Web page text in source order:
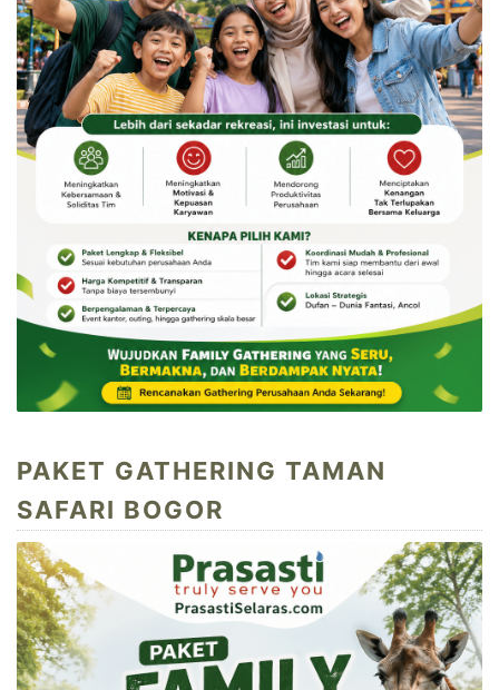
PAKET GATHERING TAMAN
SAFARI BOGOR